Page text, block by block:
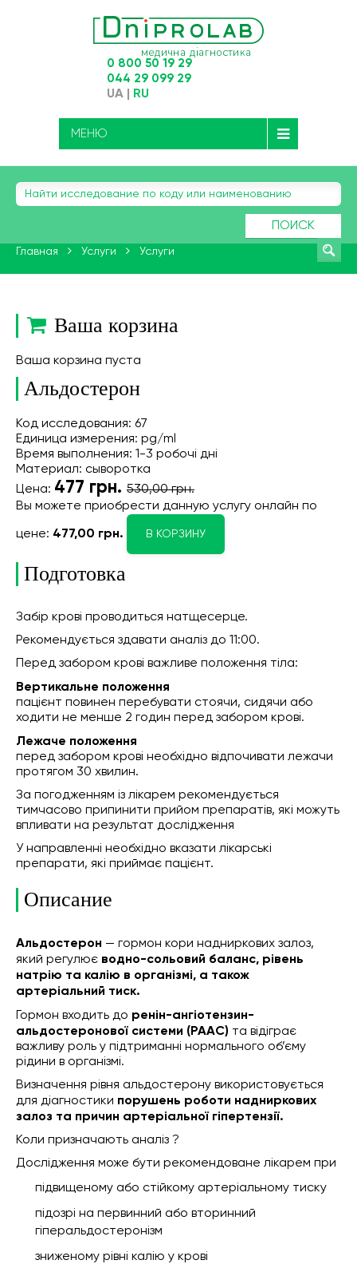
0 800 50 19 29
044 29 099 29
UA RU
МЕНЮ
ПОИСК
Главная Услуги Услуги
Ваша корзина
Ваша корзина пуста
Альдостерон
Код исследования: 67
Единица измерения: pg/ml
Время выполнения: 1-3 робочі дні
Материал: сыворотка
Цена: 477 грн. 530,00 грн.
Вы можете приобрести данную услугу онлайн по
цене: 477,00 грн. В КОРЗИНУ
Подготовка
Забір крові проводиться натщесерце.
Рекомендується здавати аналіз до 11:00.
Перед забором крові важливе положення тіла:
Вертикальне положення
пацієнт повинен перебувати стоячи, сидячи або
ходити не менше 2 годин перед забором крові.
Лежаче положення
перед забором крові необхідно відпочивати лежачи
протягом 30 хвилин.
За погодженням із лікарем рекомендується
тимчасово припинити прийом препаратів, які можуть
впливати на результат дослідження
У направленні необхідно вказати лікарські
препарати, які приймає пацієнт.
Описание
Альдостерон — гормон кори надниркових залоз,
який регулює водно-сольовий баланс, рівень
натрію та калію в організмі, а також
артеріальний тиск.
Гормон входить до ренін-ангіотензин-
альдостеронової системи (РААС) та відіграє
важливу роль у підтриманні нормального об’єму
рідини в організмі.
Визначення рівня альдостерону використовується
для діагностики порушень роботи надниркових
залоз та причин артеріальної гіпертензії.
Коли призначають аналіз ?
Дослідження може бути рекомендоване лікарем при
підвищеному або стійкому артеріальному тиску
підозрі на первинний або вторинний
гіперальдостеронізм
зниженому рівні калію у крові